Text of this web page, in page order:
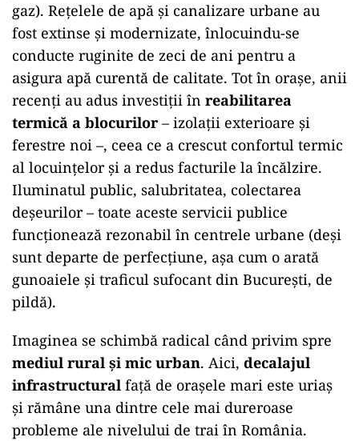
gaz). Rețelele de apă și canalizare urbane au
fost extinse și modernizate, înlocuindu-se
conducte ruginite de zeci de ani pentru a
asigura apă curentă de calitate. Tot în orașe, anii
recenți au adus investiții în reabilitarea
termică a blocurilor – izolații exterioare și
ferestre noi –, ceea ce a crescut confortul termic
al locuințelor și a redus facturile la încălzire.
Iluminatul public, salubritatea, colectarea
deșeurilor – toate aceste servicii publice
funcționează rezonabil în centrele urbane (deși
sunt departe de perfecțiune, așa cum o arată
gunoaiele și traficul sufocant din București, de
pildă).
Imaginea se schimbă radical când privim spre
mediul rural și mic urban. Aici, decalajul
infrastructural față de orașele mari este uriaș
și rămâne una dintre cele mai dureroase
probleme ale nivelului de trai în România.